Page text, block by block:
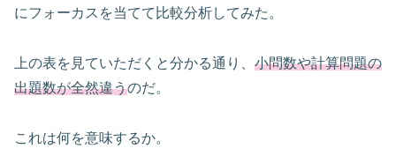
にフォーカスを当てて比較分析してみた。
上の表を見ていただくと分かる通り、 小問数や計算問題の
出題数が全然違うのだ。
これは何を意味するか。